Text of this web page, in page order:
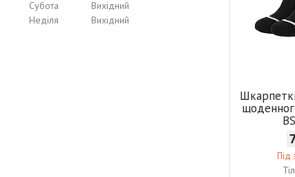
Під
Субота
Вихідний
Неділя
Вихідний